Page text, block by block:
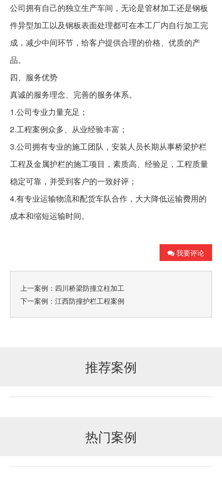
公司拥有自己的独立生产车间，无论是管材加工还是钢板
件异型加工以及钢板表面处理都可在本工厂内自行加工完
成，减少中间环节，给客户提供合理的价格、优质的产
品。
四、服务优势
真诚的服务理念、完善的服务体系。
1.公司专业力量充足；
2.工程案例众多、从业经验丰富；
3.公司拥有专业的施工团队，安装人员长期从事桥梁护栏
工程及金属护栏的施工项目，素质高、经验足，工程质量
稳定可靠，并受到客户的一致好评；
4.有专业运输物流和配货车队合作，大大降低运输费用的
成本和缩短运输时间。
我要评论
上一案例： 四川桥梁防撞立柱加工
下一案例： 江西防撞护栏工程案例
推荐案例
热门案例